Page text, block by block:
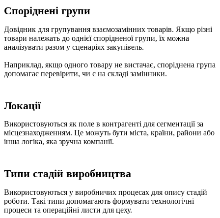
Споріднені групи
Довідник для групування взаємозамінних товарів. Якщо різні
товари належать до однієї спорідненої групи, їх можна
аналізувати разом у сценаріях закупівель.
Наприклад, якщо одного товару не вистачає, споріднена група
допомагає перевірити, чи є на складі замінники.
Локації
Використовуються як поле в контрагенті для сегментації за
місцезнаходженням. Це можуть бути міста, країни, райони або
інша логіка, яка зручна компанії.
Типи стадій виробництва
Використовуються у виробничих процесах для опису стадій
роботи. Такі типи допомагають формувати технологічні
процеси та операційні листи для цеху.